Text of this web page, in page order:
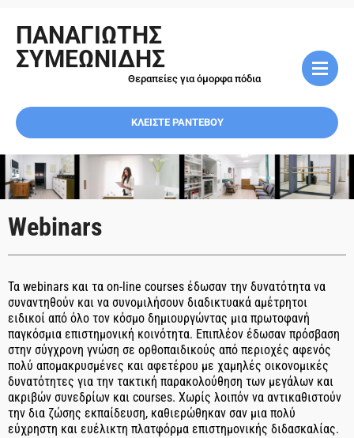
ΠΑΝΑΓΙΩΤΗΣ
ΣΥΜΕΩΝΙΔΗΣ
Θεραπείες για όμορφα πόδια
ΚΛΕΙΣΤΕ ΡΑΝΤΕΒΟΥ
Webinars
Τα webinars και τα οn-line courses έδωσαν την δυνατότητα να
συναντηθούν και να συνομιλήσουν διαδικτυακά αμέτρητοι
ειδικοί από όλο τον κόσμο δημιουργώντας μια πρωτοφανή
παγκόσμια επιστημονική κοινότητα. Επιπλέον έδωσαν πρόσβαση
στην σύγχρονη γνώση σε ορθοπαιδικούς από περιοχές αφενός
πολύ απομακρυσμένες και αφετέρου με χαμηλές οικονομικές
δυνατότητες για την τακτική παρακολούθηση των μεγάλων και
ακριβών συνεδρίων και courses. Χωρίς λοιπόν να αντικαθιστούν
την δια ζώσης εκπαίδευση, καθιερώθηκαν σαν μια πολύ
εύχρηστη και ευέλικτη πλατφόρμα επιστημονικής διδασκαλίας.